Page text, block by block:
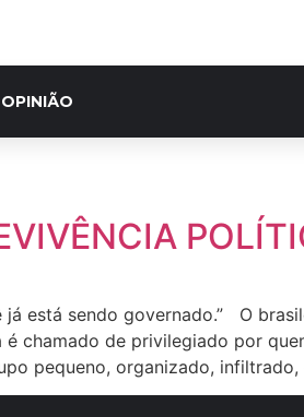
OPINIÃO
já está sendo governado.” O
chamado de privilegiado por
pequeno, organizado,